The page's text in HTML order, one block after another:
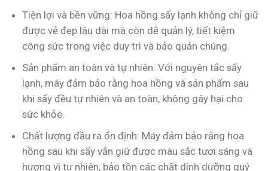
Tiện lợi và bền vững: Hoa hồng sấy lạnh không chỉ giữ
được vẻ đẹp lâu dài mà còn dễ quản lý, tiết kiệm
công sức trong việc duy trì và bảo quản chúng.
Sản phẩm an toàn và tự nhiên: Với nguyên tắc sấy
lạnh, máy đảm bảo rằng hoa hồng và sản phẩm sau
khi sấy đều tự nhiên và an toàn, không gây hại cho
sức khỏe.
Chất lượng đầu ra ổn định: Máy đảm bảo rằng hoa
hồng sau khi sấy vẫn giữ được màu sắc tươi sáng và
hương vị tự nhiên, bảo tồn các chất dinh dưỡng quý